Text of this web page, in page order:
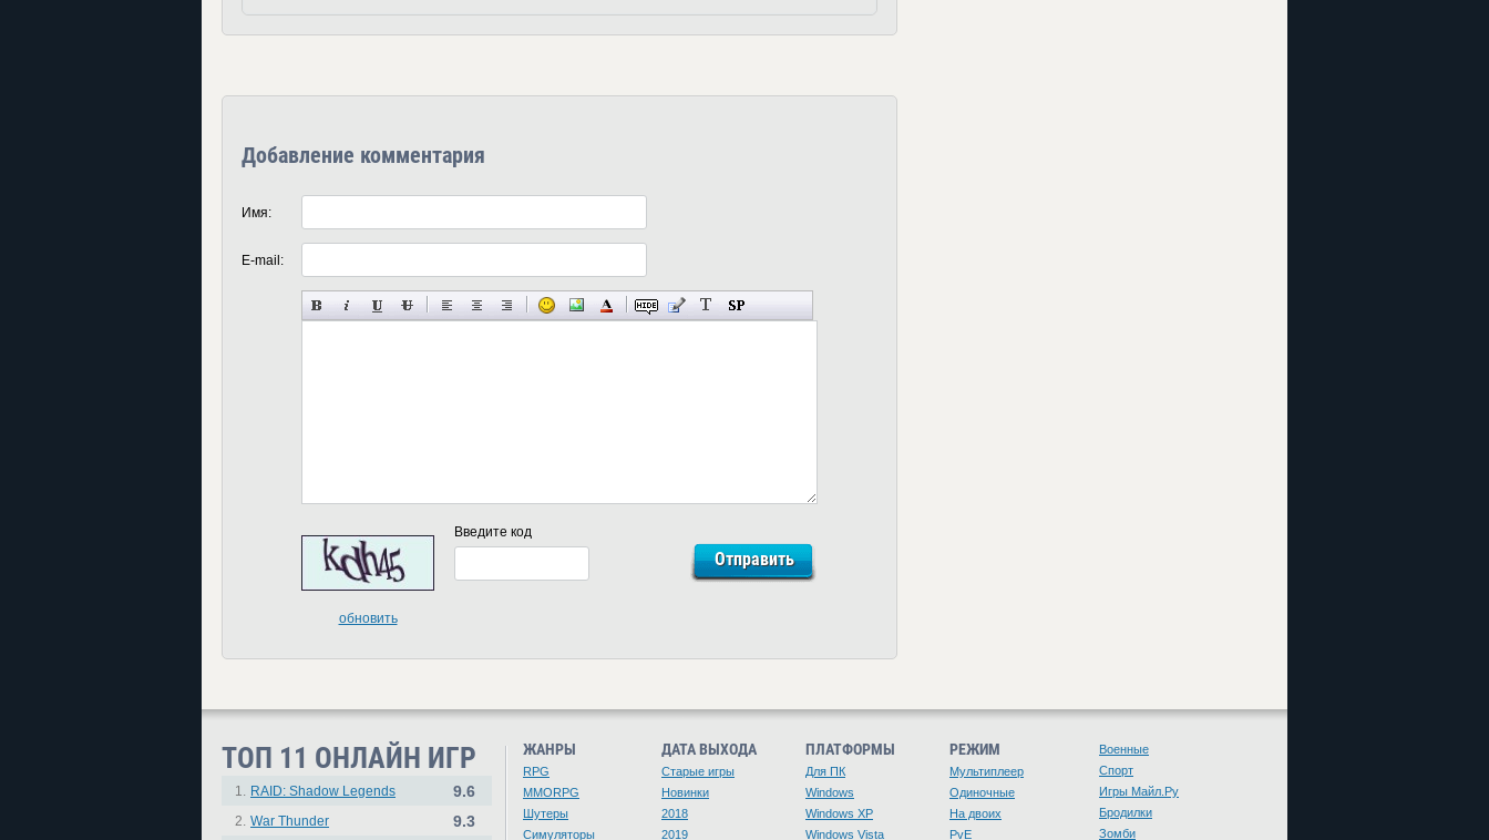
Добавление комментария
Имя:
E-mail:
обновить
Введите код
ТОП 11 ОНЛАЙН ИГР
1. RAID: Shadow Legends 9.6
2. War Thunder 9.3
ЖАНРЫ
RPG
MMORPG
Шутеры
Симуляторы
ДАТА ВЫХОДА
Старые игры
Новинки
2018
2019
ПЛАТФОРМЫ
Для ПК
Windows
Windows XP
Windows Vista
РЕЖИМ
Мультиплеер
Одиночные
На двоих
PvE
Военные
Спорт
Игры Майл.Ру
Бродилки
Зомби